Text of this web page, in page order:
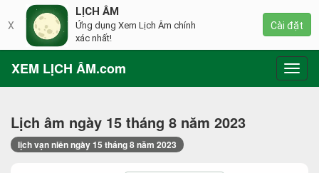
XEM LỊCH ÂM.com
Lịch âm ngày 15 tháng 8 năm 2023
lịch vạn niên ngày 15 tháng 8 năm 2023
X
LỊCH ÂM
Ứng dụng Xem Lịch Âm chính
xác nhất!
Cài đặt